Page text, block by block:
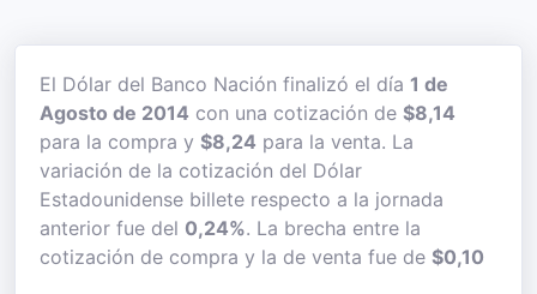
El Dólar del Banco Nación finalizó el día 1 de
Agosto de 2014 con una cotización de $8,14
para la compra y $8,24 para la venta. La
variación de la cotización del Dólar
Estadounidense billete respecto a la jornada
anterior fue del 0,24%. La brecha entre la
cotización de compra y la de venta fue de $0,10